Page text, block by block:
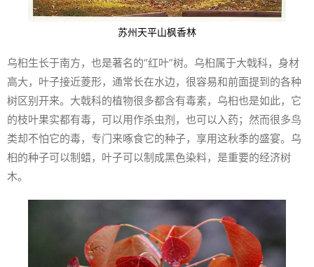
苏州天平山枫香林
乌桕生长于南方，也是著名的“红叶”树。乌桕属于大戟科，身材
高大，叶子接近菱形，通常长在水边，很容易和前面提到的各种
树区别开来。大戟科的植物很多都含有毒素，乌桕也是如此，它
的枝叶果实都有毒，可以用作杀虫剂，也可以入药；然而很多鸟
类却不怕它的毒，专门来啄食它的种子，享用这秋季的盛宴。乌
桕的种子可以制蜡，叶子可以制成黑色染料，是重要的经济树
木。